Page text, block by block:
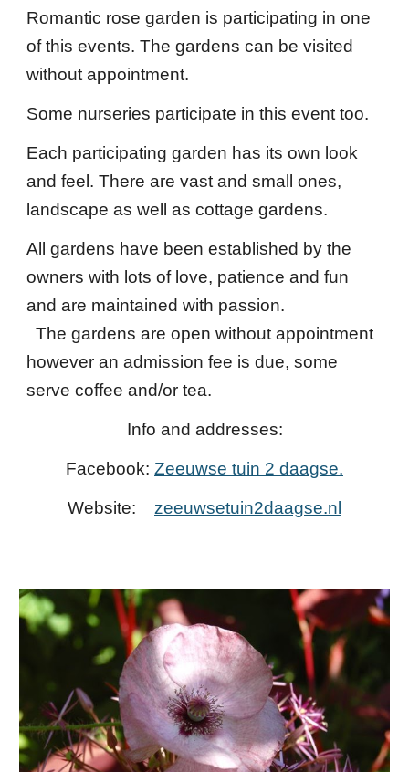
Romantic rose garden is participating in one
of this events. The gardens can be visited
without appointment.
Some nurseries participate in this event too.
Each participating garden has its own look
and feel. There are vast and small ones,
landscape as well as cottage gardens.
All gardens have been established by the
owners with lots of love, patience and fun
and are maintained with passion.
The gardens are open without appointment
however an admission fee is due, some
serve coffee and/or tea.
Info and addresses:
Facebook: Zeeuwse tuin 2 daagse.
Website: zeeuwsetuin2daagse.nl